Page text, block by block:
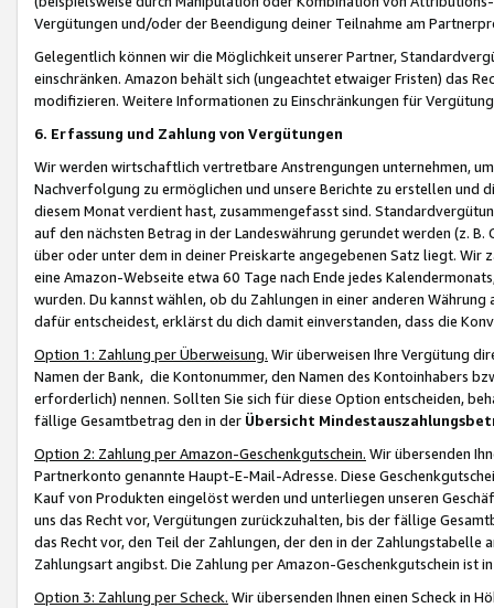
Vergütungen und/oder der Beendigung deiner Teilnahme am
Gelegentlich können wir die Möglichkeit unserer Partner,
einschränken. Amazon behält sich (ungeachtet etwaiger Fristen) das
modifizieren. Weitere Informationen zu Einschränkungen für
6. Erfassung und Zahlung von Vergütungen
Wir werden wirtschaftlich vertretbare Anstrengungen unternehmen,
Nachverfolgung zu ermöglichen und unsere Berichte zu erstellen und
diesem Monat verdient hast, zusammengefasst sind.
auf den nächsten Betrag in der Landeswährung gerundet werden (z.
über oder unter dem in deiner Preiskarte angegebenen Satz liegt.
eine Amazon-Webseite etwa 60 Tage nach Ende jedes
wurden. Du kannst wählen, ob du Zahlungen in einer anderen
dafür entscheidest, erklärst du dich damit einverstanden, dass die
Option 1: Zahlung per Überweisung. Wir überweisen Ihre Vergütung
Namen der Bank, die Kontonummer, den Namen des Kontoinhabers
erforderlich) nennen. Sollten Sie sich für diese Option entscheiden,
fällige Gesamtbetrag den in der Übersicht
Option 2: Zahlung per Amazon-Geschenkgutschein. Wir übersenden
Partnerkonto genannte Haupt-E-Mail-Adresse. Diese
Kauf von Produkten eingelöst werden und unterliegen unseren
uns das Recht vor, Vergütungen zurückzuhalten, bis der fällige
das Recht vor, den Teil der Zahlungen, der den in der
Zahlungsart angibst. Die Zahlung per Amazon-Geschenkgutschein ist
Option 3: Zahlung per Scheck. Wir übersenden Ihnen einen Scheck in